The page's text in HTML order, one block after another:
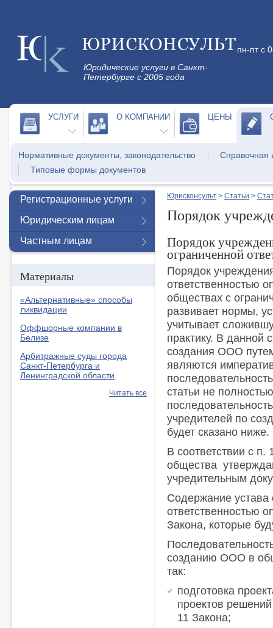
Юридические услуги в Санкт-
Петербурге с 2005 года
пн-пт с
УСЛУГИ О КОМПАНИИ ЦЕНЫ
Нормативные документы, законодательство
Типовые формы документов
Юрисконсульт > Статьи >
Порядок
Порядок
ограниченной
Порядок
ответственностью
обществах с
развивает нормы,
учитывает
практику. В данной
создания ООО
являются
статьи не
учредителей по
будет сказано ниже.
В соответствии с п.
общества
учредительным
Содержание устава
ответственностью
Закона, которые
созданию ООО в
так:
подготовка
проектов
11 Закона;
Регистрационные услуги
Юридическим лицам
Частным лицам
Материалы
«Альтернативные» способы
ликвидации
Оффшорные компании в
Белизе
Арбитражные суды города
Санкт-Петербурга и
Ленинградской области
Читать все